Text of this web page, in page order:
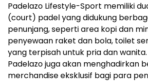
Padelazo Lifestyle-Sport memiliki
(court) padel yang didukung
penunjang, seperti area kopi dan
penyewaan raket dan bola, toilet
yang terpisah untuk pria dan
Padelazo juga akan menghadirkan
merchandise eksklusif bagi para